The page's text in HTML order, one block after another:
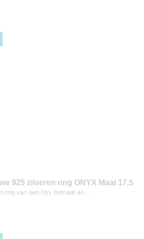
925 zilveren ring ONYX Maat 17,5
ring van een fors formaat en…